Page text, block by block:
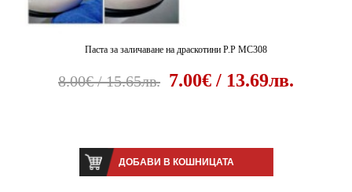
Паста за заличаване на драскотини P.P MC308
8.00€ / 15.65лв. 7.00€ / 13.69лв.
ДОБАВИ В КОШНИЦАТА